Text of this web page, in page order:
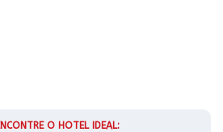
O HOTEL IDEAL: